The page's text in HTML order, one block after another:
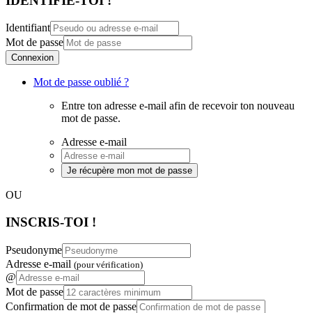
Identifiant
Mot de passe
Connexion
Mot de passe oublié ?
Entre ton adresse e-mail afin de recevoir ton nouveau
mot de passe.
Adresse e-mail
Je récupère mon mot de passe
OU
INSCRIS-TOI !
Pseudonyme
Adresse e-mail (pour vérification)
@
Mot de passe
Confirmation de mot de passe